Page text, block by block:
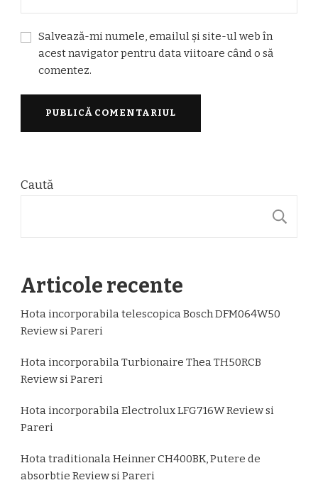
Salvează-mi numele, emailul și site-ul web în
acest navigator pentru data viitoare când o să
comentez.
Caută
Articole recente
Hota incorporabila telescopica Bosch DFM064W50
Review si Pareri
Hota incorporabila Turbionaire Thea TH50RCB
Review si Pareri
Hota incorporabila Electrolux LFG716W Review si
Pareri
Hota traditionala Heinner CH400BK, Putere de
absorbtie Review si Pareri